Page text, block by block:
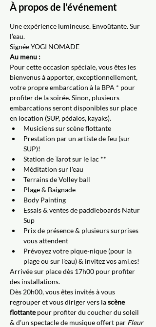
À propos de l'événement
Une expérience lumineuse. Envoûtante. Sur
l’eau.
Signée YOGI NOMADE
Au menu :
Pour cette occasion spéciale, vous êtes les
bienvenus à apporter, exceptionnellement,
votre propre embarcation à la BPA * pour
profiter de la soirée. Sinon, plusieurs
embarcations seront disponibles sur place
en location (SUP, pédalos, kayaks).
Musiciens sur scène flottante
Prestation par un artiste de feu (sur
SUP)!
Station de Tarot sur le lac **
Méditation sur l'eau
Terrains de Volley ball
Plage & Baignade
Body Painting
Essais & ventes de paddleboards Natür
Sup
Prix de présence & plusieurs surprises
vous attendent
Prévoyez votre pique-nique (pour la
plage ou sur l'eau) & invitez vos ami.es!
Arrivée sur place dès 17h00 pour profiter
des installations.
Dès 20h00, vous êtes invités à vous
regrouper et vous diriger vers la scène
flottante pour profiter du coucher du soleil
& d’un spectacle de musique offert par Fleur